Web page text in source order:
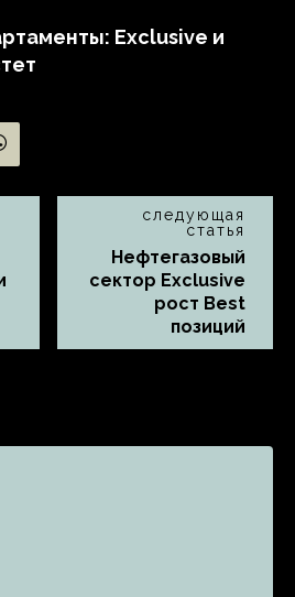
Exclusive и
следующая
статья
Нефтегазовый
сектор Exclusive
рост Best
позиций